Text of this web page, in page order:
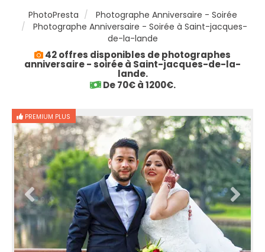
PhotoPresta
Photographe Anniversaire - Soirée
Photographe Anniversaire - Soirée à Saint-jacques-
de-la-lande
42 offres disponibles de photographes
anniversaire - soirée à Saint-jacques-de-la-
lande.
De 70€ à 1200€.
PREMIUM PLUS